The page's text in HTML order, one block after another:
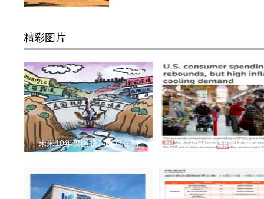
精彩图片
未来10年美国联邦政府在利 美联储持续加息的最大